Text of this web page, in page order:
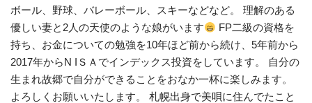
ボール、野球、バレーボール、スキーなどなど。 理解のある
優しい妻と2人の天使のような娘がいます
FP二級の資格を
持ち、お金についての勉強を10年ほど前から続け、5年前から
2017年からN IＳＡでインデックス投資をしています。 自分の
生まれ故郷で自分ができることをおなか一杯に楽しみます。
よろしくお願いいたします。 札幌出身で美唄に住んでたこと